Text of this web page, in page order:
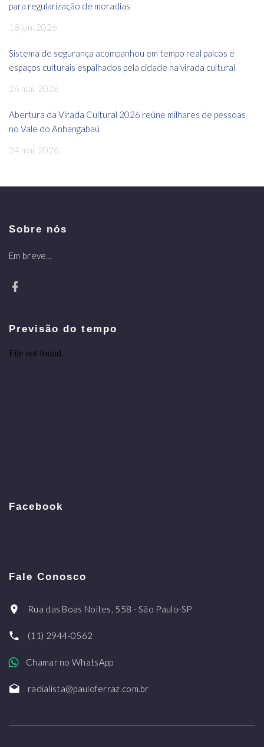
para regularização de moradias
18 jun, 2026
Sistema de segurança acompanhou em tempo real palcos e
espaços culturais espalhados pela cidade na virada cultural
26 mai, 2026
Abertura da Virada Cultural 2026 reúne milhares de pessoas
no Vale do Anhangabaú
24 mai, 2026
Sobre nós
Em breve...
Previsão do tempo
Facebook
Fale Conosco
Rua das Boas Noites, 558 - São Paulo-SP
(11) 2944-0562
Chamar no WhatsApp
radialista@pauloferraz.com.br